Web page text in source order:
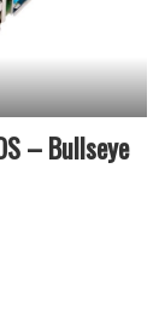
– Bullseye